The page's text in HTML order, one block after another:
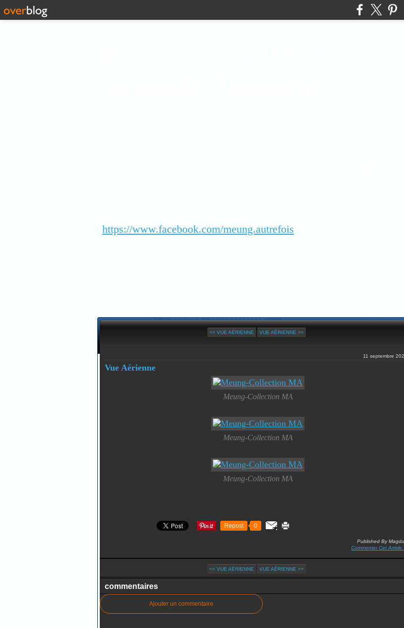
https://www.facebook.com/meung.autrefois
<< VUE AÉRIENNE VUE AÉRIENNE >>
11 septembre
Vue Aérienne
Meung-Collection MA
Meung-Collection MA
Meung-Collection MA
Repost 0
Published By
Commenter Cet Article
<< VUE AÉRIENNE VUE AÉRIENNE >>
commentaires
Ajouter un commentaire